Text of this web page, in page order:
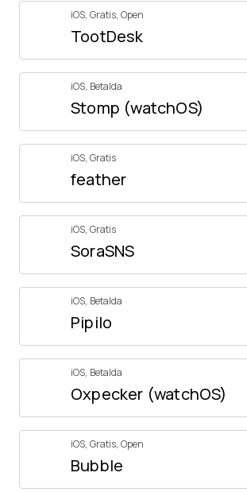
iOS, Gratis, Open
TootDesk
iOS, Betalda
Stomp (watchOS)
iOS, Gratis
feather
iOS, Gratis
SoraSNS
iOS, Betalda
Pipilo
iOS, Betalda
Oxpecker (watchOS)
iOS, Gratis, Open
Bubble